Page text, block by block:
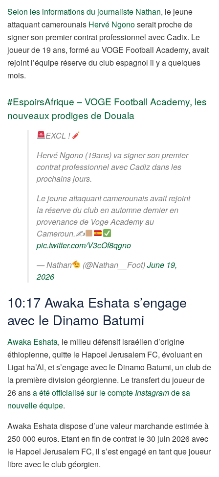
Selon les informations du journaliste Nathan, le jeune
attaquant camerounais Hervé Ngonoserait proche de
signer son premier contrat professionnel avec Cadix. Le
joueur de 19 ans, formé au VOGE Football Academy, avait
rejoint l’équipe réserve du club espagnol il y a quelques
mois.
#EspoirsAfrique – VOGE Football Academy, les
nouveaux prodiges de Douala
EXCL !
Hervé Ngono (19ans) va signer son premier
contrat professionnel avec Cadiz dans les
prochains jours.
Le jeune attaquant camerounais avait rejoint
la réserve du club en automne dernier en
provenance de Voge Academy au
Cameroun.✍
pic.twitter.com/V3cOf8qgno
— Nathan
(@Nathan__Foot)June 19,
2026
10:17 Awaka Eshata s’engage
avec le Dinamo Batumi
Awaka Eshata, le milieu défensif israélien d’origine
éthiopienne, quitte le Hapoel Jerusalem FC, évoluant en
Ligat ha’Al, et s’engage avec le Dinamo Batumi, un club de
la première division géorgienne. Le transfert du joueur de
26 ansa été officialisé sur le compteInstagramde sa
nouvelle équipe.
Awaka Eshata dispose d’une valeur marchande estimée à
250 000 euros. Etant en fin de contrat le 30 juin 2026 avec
le Hapoel Jerusalem FC, il s’est engagé en tant que joueur
libre avec le club géorgien.